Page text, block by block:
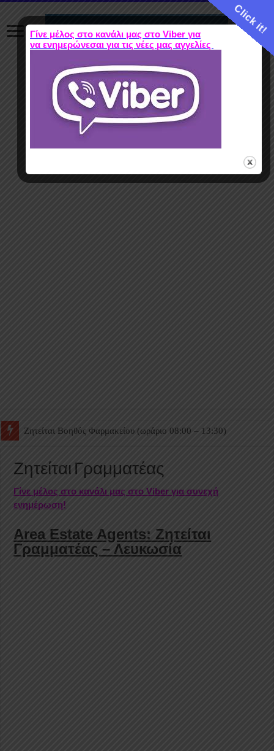
Ζητείται Βοηθός Θαλάμου
Ζητείται Γραμματέας
Γίνε μέλος στο κανάλι μας στο Viber για συνεχή
ενημέρωση!
Area Estate Agents: Ζητείται
Γραμματέας – Λευκωσία
Click it!
Γίνε μέλος στο κανάλι μας στο Viber για
να ενημερώνεσαι για τις νέες μας αγγελίες